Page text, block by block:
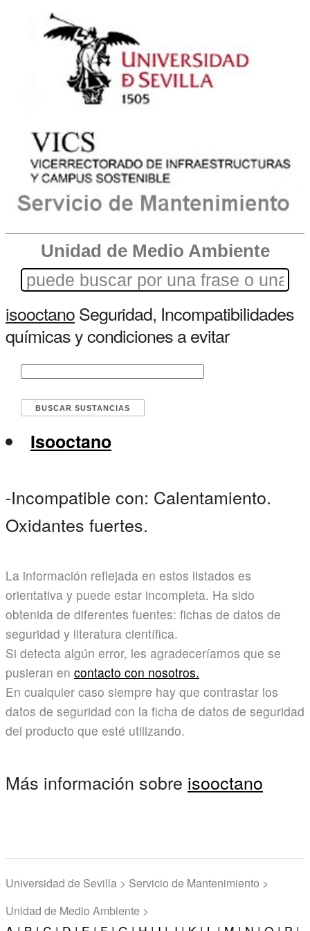
Unidad de Medio Ambiente
isooctanoSeguridad, Incompatibilidades
químicas y condiciones a evitar
Isooctano
-Incompatible con: Calentamiento.
Oxidantes fuertes.
La información reflejada en estos listados es
orientativa y puede estar incompleta. Ha sido
obtenida de diferentes fuentes: fichas de datos de
seguridad y literatura científica.
Si detecta algún error, les agradeceríamos que se
pusieran en contacto con nosotros.
En cualquier caso siempre hay que contrastar los
datos de seguridad con la ficha de datos de seguridad
del producto que esté utilizando.
Más información sobre isooctano
Universidad de Sevilla > Servicio de Mantenimiento >
Unidad de Medio Ambiente >